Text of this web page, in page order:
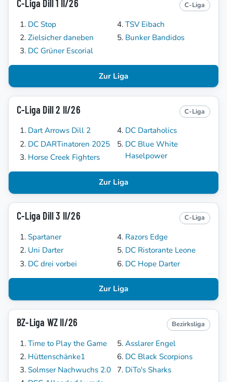
C-Liga Dill 1 II/26 C-Liga
DC Stop
Zielsicher daneben
DC Grüner Escorial
TSV Eibach
Bunker Bandidos
Zur Liga
C-Liga Dill 2 II/26 C-Liga
Dart Arrows Dill 2
DC DARTinatoren 2025
Horse Creek Fighters
DC Dartaholics
DC Blue White
Haselpower
Zur Liga
C-Liga Dill 3 II/26 C-Liga
Spartaner
Uni Darter
DC drei vorbei
Razors Edge
DC Ristorante Leone
DC Hope Darter
Zur Liga
BZ-Liga WZ II/26 Bezirksliga
Time to Play the Game
Hüttenschänke1
Solmser Nachwuchs 2.0
Asslarer Engel
DC Black Scorpions
DiTo's Sharks